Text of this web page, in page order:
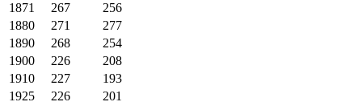
1871
267
256
1880
271
277
1890
268
254
1900
226
208
1910
227
193
1925
226
201